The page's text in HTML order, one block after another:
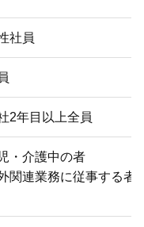
社員
2年目以上全員
・介護中の者
関連業務に従事する者